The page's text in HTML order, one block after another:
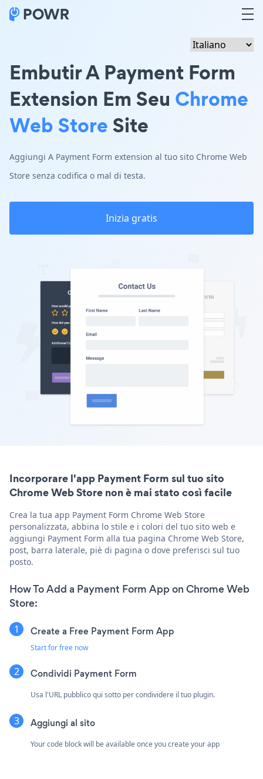
Embutir A Payment Form
Extension Em Seu Chrome
Web StoreSite
Aggiungi A Payment Form extension al tuo sito Chrome Web
Store senza codifica o mal di testa.
Inizia gratis
Incorporare l'app Payment Form sul tuo sito
Chrome Web Store non è mai stato così facile
Crea la tua app Payment Form Chrome Web Store
personalizzata, abbina lo stile e i colori del tuo sito web e
aggiungi Payment Form alla tua pagina Chrome Web Store,
post, barra laterale, piè di pagina o dove preferisci sul tuo
posto.
How To Add a Payment Form App on Chrome Web
Store:
Create a Free Payment Form App
Start for free now
Condividi Payment Form
Usa l'URL pubblico qui sotto per condividere il tuo plugin.
Aggiungi al sito
Your code block will be available once you create your app